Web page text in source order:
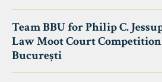
Team BBU for Philip C.
Law Moot Court
București